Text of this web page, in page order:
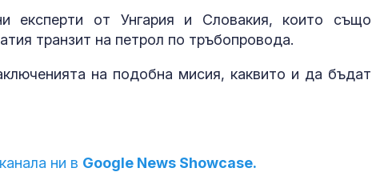
експерти от Унгария и Словакия, които също
транзит на петрол по тръбопровода.
на подобна мисия, каквито и да бъдат
ни в Google News Showcase.
Белград: Украйна е
конструктивно